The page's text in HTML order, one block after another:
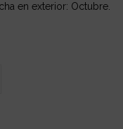
en exterior: Octubre.